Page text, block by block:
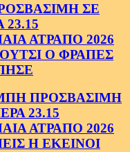
ΣΕ
ΑΤΡΑΠΟ 2026
Ο ΦΡΑΠΕΣ
ΠΡΟΣΒΑΣΙΜΗ
23.15
ΑΤΡΑΠΟ 2026
Η ΕΚΕΙΝΟΙ